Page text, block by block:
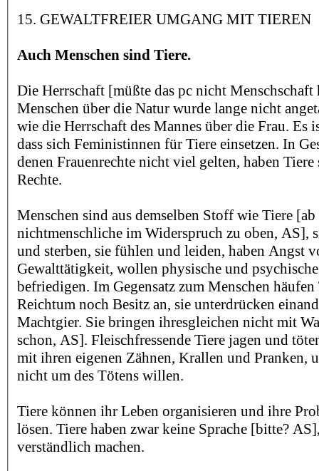
15. GEWALTFREIER UMGANG MIT TIEREN
Auch Menschen sind Tiere.
Die Herrschaft [müßte das pc nicht Menschschaft
Menschen über die Natur wurde lange nicht
wie die Herrschaft des Mannes über die Frau. Es
dass sich Feministinnen für Tiere einsetzen. In
denen Frauenrechte nicht viel gelten, haben
Rechte.
Menschen sind aus demselben Stoff wie Tiere
nichtmenschliche im Widerspruch zu oben, AS],
und sterben, sie fühlen und leiden, haben Angst
Gewalttätigkeit, wollen physische und
befriedigen. Im Gegensatz zum Menschen häufen
Reichtum noch Besitz an, sie unterdrücken
Machtgier. Sie bringen ihresgleichen nicht mit
schon, AS]. Fleischfressende Tiere jagen und
mit ihren eigenen Zähnen, Krallen und Pranken,
nicht um des Tötens willen.
Tiere können ihr Leben organisieren und ihre
lösen. Tiere haben zwar keine Sprache [bitte?
verständlich machen.